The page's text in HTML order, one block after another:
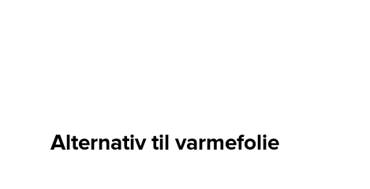
Alternativ til varmefolie